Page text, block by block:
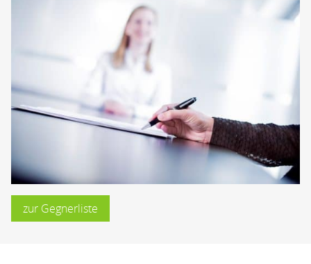
zur Gegnerliste